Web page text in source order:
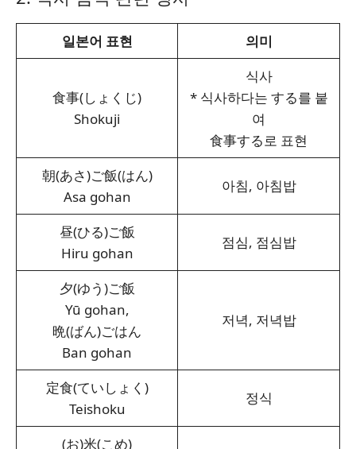
일본어 표현 의미
食事(しょくじ)
Shokuji
식사
* 식사하다는 する를 붙
여
食事する로 표현
朝(あさ)ご飯(はん)
Asa gohan
아침, 아침밥
昼(ひる)ご飯
Hiru gohan
점심, 점심밥
夕(ゆう)ご飯
Yū gohan,
晩(ばん)ごはん
Ban gohan
저녁, 저녁밥
定食(ていしょく)
Teishoku
정식
(お)米(こめ)